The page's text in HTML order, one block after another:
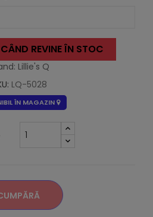
REVINE ÎN STOC
Lillie's Q
LQ-5028
ÎN MAGAZIN